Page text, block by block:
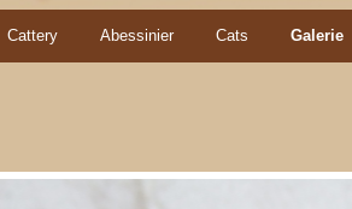
Cattery Abessinier Cats Galerie